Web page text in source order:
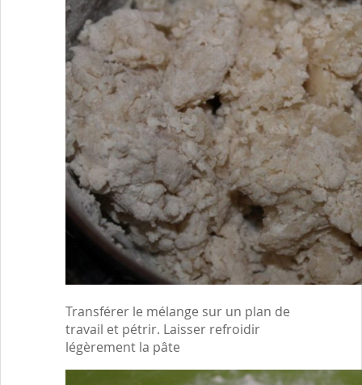
Transférer le mélange sur un plan de
travail et pétrir. Laisser refroidir
légèrement la pâte